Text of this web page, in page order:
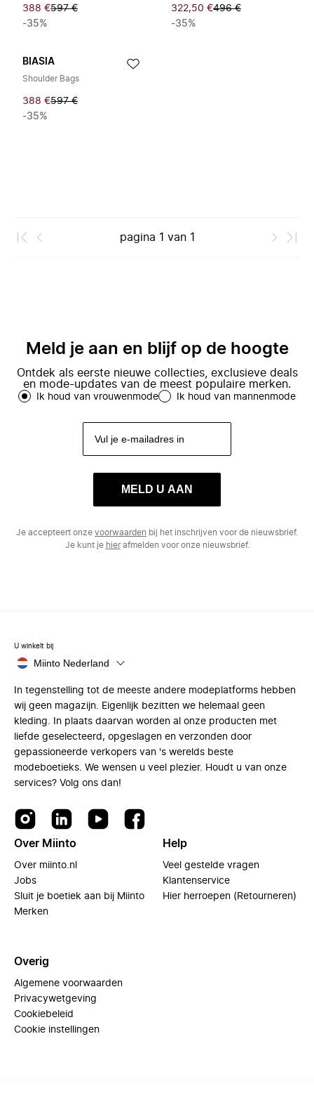
388 €597 €
-35%
322,50 €496 €
-35%
BIASIA
Shoulder Bags
388 €597 €
-35%
pagina 1 van 1
Meld je aan en blijf op de hoogte
Ontdek als eerste nieuwe collecties, exclusieve deals
en mode-updates van de meest populaire merken.
Ik houd van vrouwenmode Ik houd van mannenmode
MELD U AAN
Je accepteert onze voorwaarden bij het inschrijven voor de nieuwsbrief.
Je kunt je hierafmelden voor onze nieuwsbrief.
U winkelt bij
Miinto Nederland
In tegenstelling tot de meeste andere modeplatforms hebben
wij geen magazijn. Eigenlijk bezitten we helemaal geen
kleding. In plaats daarvan worden al onze producten met
liefde geselecteerd, opgeslagen en verzonden door
gepassioneerde verkopers van 's werelds beste
modeboetieks. We wensen u veel plezier. Houdt u van onze
services? Volg ons dan!
Over Miinto
Over miinto.nl
Jobs
Sluit je boetiek aan bij Miinto
Merken
Help
Veel gestelde vragen
Klantenservice
Hier herroepen (Retourneren)
Overig
Algemene voorwaarden
Privacywetgeving
Cookiebeleid
Cookie instellingen